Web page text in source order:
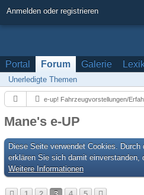
Anmelden oder registrieren
Portal Forum Galerie
Unerledigte Themen
e-up! Fahrzeugvorstellungen/
Mane's e-UP
Diese Seite verwendet Cookies.
erklären Sie sich damit einverstanden,
Weitere Informationen